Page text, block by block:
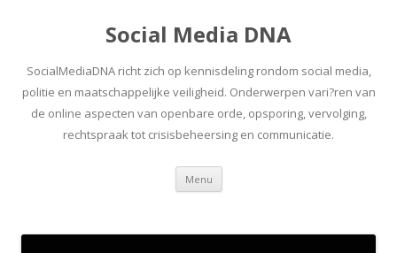
Social Media DNA
SocialMediaDNA richt zich op kennisdeling rondom social media,
politie en maatschappelijke veiligheid. Onderwerpen vari?ren van
de online aspecten van openbare orde, opsporing, vervolging,
rechtspraak tot crisisbeheersing en communicatie.
Menu Spring
inhoud